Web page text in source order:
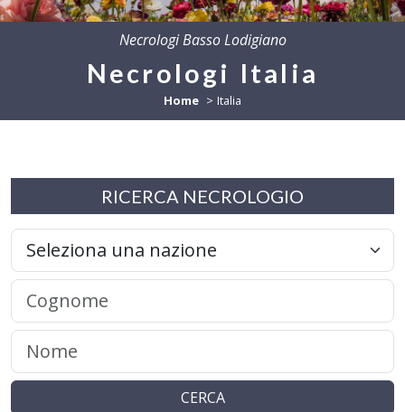
Necrologi Basso Lodigiano
Necrologi Italia
Home Italia
RICERCA NECROLOGIO
CERCA